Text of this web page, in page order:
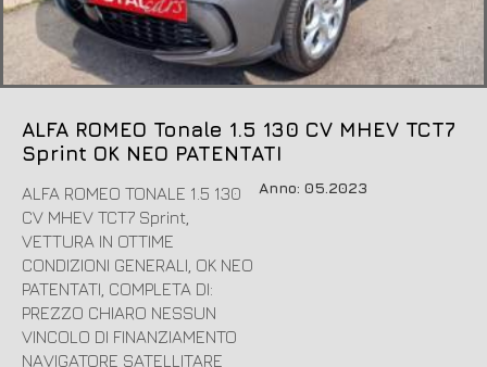
ALFA ROMEO Tonale 1.5 130 CV MHEV TCT7
Sprint OK NEO PATENTATI
ALFA ROMEO TONALE 1.5 130
CV MHEV TCT7 Sprint,
VETTURA IN OTTIME
CONDIZIONI GENERALI, OK NEO
PATENTATI, COMPLETA DI:
PREZZO CHIARO NESSUN
VINCOLO DI FINANZIAMENTO
NAVIGATORE SATELLITARE
Anno: 05.2023